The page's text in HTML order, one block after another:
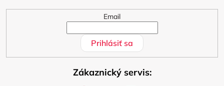
Email
Prihlásiť sa
Zákaznický servis: